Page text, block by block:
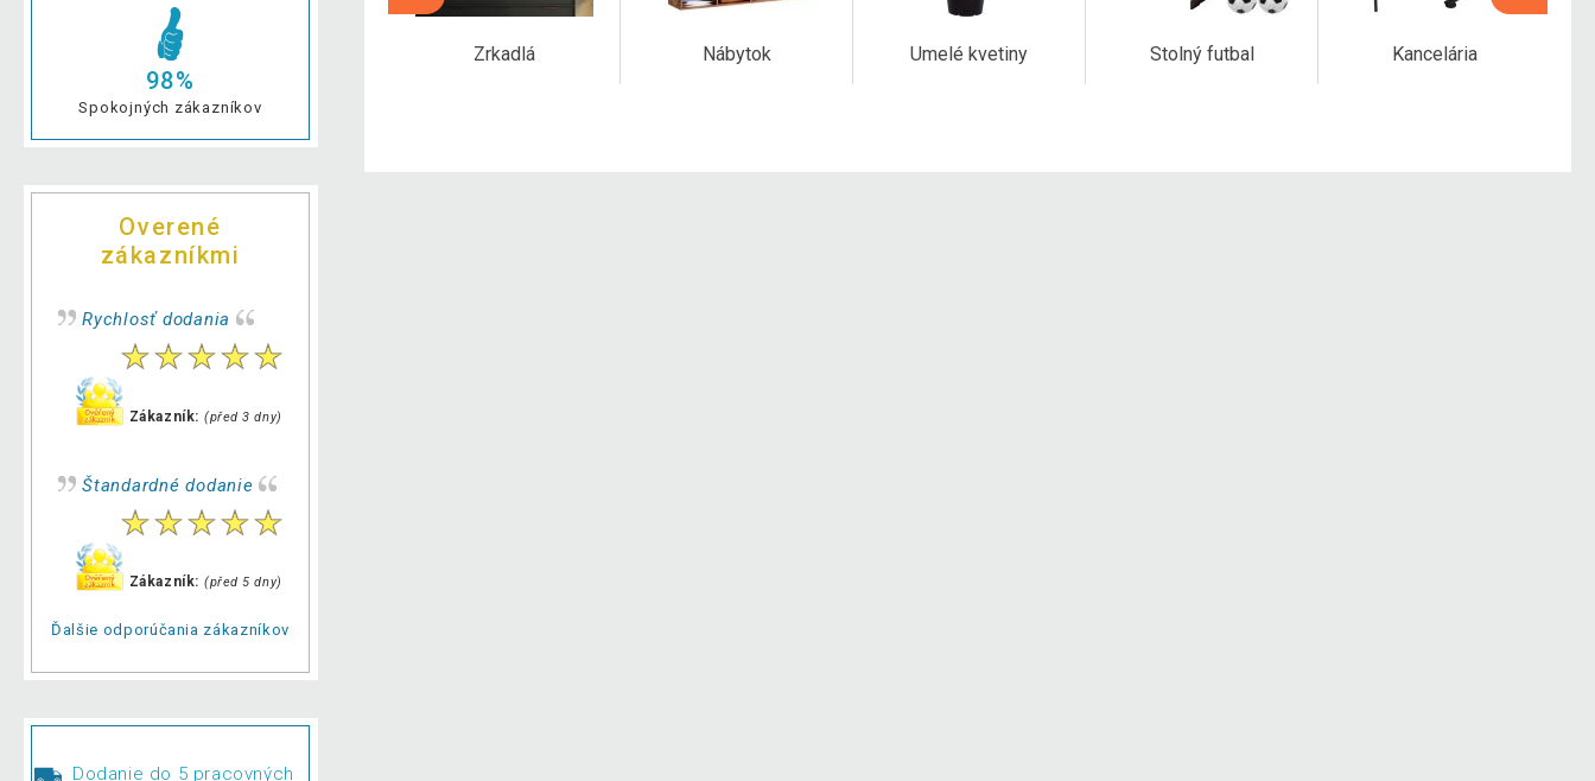
98%
Spokojných zákazníkov
Overené
zákazníkmi
Rychlosť dodania
Zákazník: (před 3 dny)
Štandardné dodanie
Zákazník: (před 5 dny)
Ďalšie odporúčania zákazníkov
Dodanie do 5 pracovných
Zrkadlá Nábytok Umelé kvetiny Stolný futbal Kancelária